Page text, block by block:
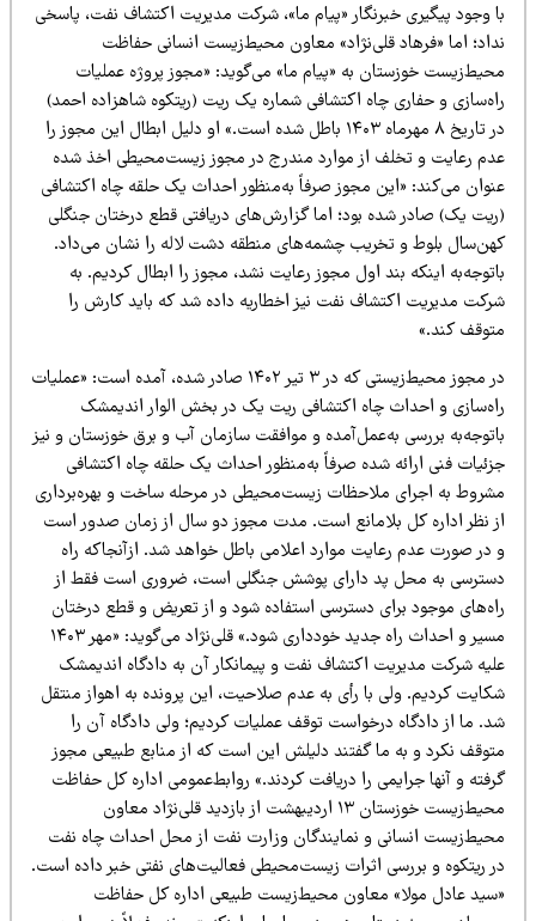
وجود پیگیری خبرنگار «پیام ما»، شرکت مدیریت اکتشاف نفت، پاسخی
اما «فرهاد قلی‌نژاد» معاون محیط‌زیست انسانی حفاظت
خوزستان به «پیام ما» می‌گوید: «مجوز پروژه عملیات
و حفاری چاه اکتشافی شماره یک ریت (ریتکوه شاهزاده احمد)
در تاریخ ۸ مهرماه ۱۴۰۳ باطل شده است.» او دلیل ابطال این مجوز را
رعایت و تخلف از موارد مندرج در مجوز زیست‌محیطی اخذ شده
می‌کند: «این مجوز صرفاً به‌منظور احداث یک حلقه چاه اکتشافی
یک) صادر شده بود؛ اما گزارش‌های دریافتی قطع درختان جنگلی
بلوط و تخریب چشمه‌های منطقه دشت لاله را نشان می‌داد.
اینکه بند اول مجوز رعایت نشد، مجوز را ابطال کردیم. به
مدیریت اکتشاف نفت نیز اخطاریه داده شد که باید کارش را
کند.»
در مجوز محیط‌زیستی که در ۳ تیر ۱۴۰۲ صادر شده، آمده است: «عملیات
و احداث چاه اکتشافی ریت یک در بخش الوار اندیمشک
بررسی به‌عمل‌آمده و موافقت سازمان آب و برق خوزستان و نیز
فنی ارائه شده صرفاً به‌منظور احداث یک حلقه چاه اکتشافی
به اجرای ملاحظات زیست‌محیطی در مرحله ساخت و بهره‌برداری
نظر اداره کل بلامانع است. مدت مجوز دو سال از زمان صدور است
در صورت عدم رعایت موارد اعلامی باطل خواهد شد. ازآنجاکه راه
به محل پد دارای پوشش جنگلی است، ضروری است فقط از
موجود برای دسترسی استفاده شود و از تعریض و قطع درختان
مسیر و احداث راه جدید خودداری شود.» قلی‌نژاد می‌گوید: «مهر ۱۴۰۳
شرکت مدیریت اکتشاف نفت و پیمانکار آن به دادگاه اندیمشک
کردیم. ولی با رأی به عدم صلاحیت، این پرونده به اهواز منتقل
ما از دادگاه درخواست توقف عملیات کردیم؛ ولی دادگاه آن را
نکرد و به ما گفتند دلیلش این است که از منابع طبیعی مجوز
و آنها جرایمی را دریافت کردند.» روابط‌عمومی اداره کل حفاظت
محیط‌زیست خوزستان ۱۳ اردیبهشت از بازدید قلی‌نژاد معاون
انسانی و نمایندگان وزارت نفت از محل احداث چاه نفت
ریتکوه و بررسی اثرات زیست‌محیطی فعالیت‌های نفتی خبر داده است.
عادل مولا» معاون محیط‌زیست طبیعی اداره کل حفاظت